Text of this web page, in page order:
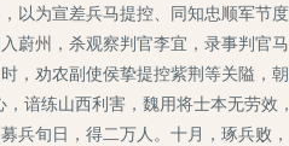
以为宣差兵马提控、同知忠顺军节
蔚州，杀观察判官李宜，录事判
，劝农副使侯挚提控紫荆等关隘，
谙练山西利害，魏用将士本无劳
旬日，得二万人。十月，琢兵败